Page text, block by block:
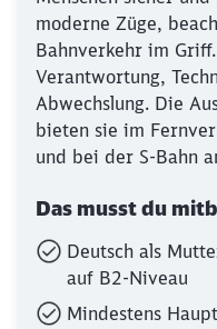
moderne Züge,
Bahnverkehr im
Verantwortung,
Abwechslung. Die
bieten sie im
und bei der S-Bahn
Das musst du
Deutsch als
auf B2-Niveau
Mindestens